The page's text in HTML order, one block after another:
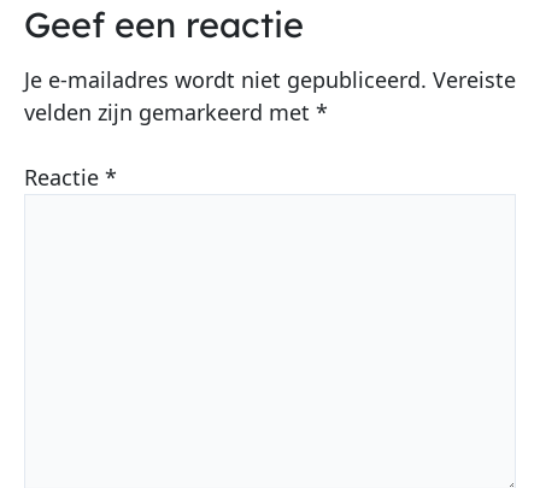
Geef een reactie
Je e-mailadres wordt niet gepubliceerd. Vereiste
velden zijn gemarkeerd met *
Reactie *